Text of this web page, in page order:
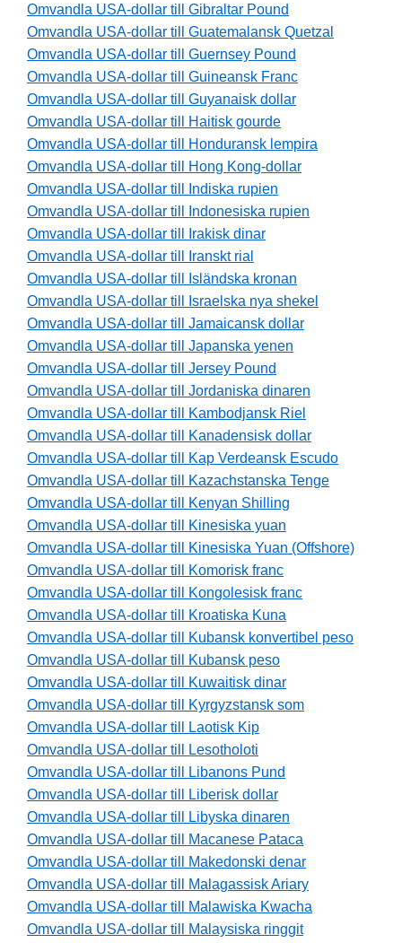
Omvandla USA-dollar till Gibraltar Pound
Omvandla USA-dollar till Guatemalansk Quetzal
Omvandla USA-dollar till Guernsey Pound
Omvandla USA-dollar till Guineansk Franc
Omvandla USA-dollar till Guyanaisk dollar
Omvandla USA-dollar till Haitisk gourde
Omvandla USA-dollar till Honduransk lempira
Omvandla USA-dollar till Hong Kong-dollar
Omvandla USA-dollar till Indiska rupien
Omvandla USA-dollar till Indonesiska rupien
Omvandla USA-dollar till Irakisk dinar
Omvandla USA-dollar till Iranskt rial
Omvandla USA-dollar till Isländska kronan
Omvandla USA-dollar till Israelska nya shekel
Omvandla USA-dollar till Jamaicansk dollar
Omvandla USA-dollar till Japanska yenen
Omvandla USA-dollar till Jersey Pound
Omvandla USA-dollar till Jordaniska dinaren
Omvandla USA-dollar till Kambodjansk Riel
Omvandla USA-dollar till Kanadensisk dollar
Omvandla USA-dollar till Kap Verdeansk Escudo
Omvandla USA-dollar till Kazachstanska Tenge
Omvandla USA-dollar till Kenyan Shilling
Omvandla USA-dollar till Kinesiska yuan
Omvandla USA-dollar till Kinesiska Yuan (Offshore)
Omvandla USA-dollar till Komorisk franc
Omvandla USA-dollar till Kongolesisk franc
Omvandla USA-dollar till Kroatiska Kuna
Omvandla USA-dollar till Kubansk konvertibel peso
Omvandla USA-dollar till Kubansk peso
Omvandla USA-dollar till Kuwaitisk dinar
Omvandla USA-dollar till Kyrgyzstansk som
Omvandla USA-dollar till Laotisk Kip
Omvandla USA-dollar till Lesotholoti
Omvandla USA-dollar till Libanons Pund
Omvandla USA-dollar till Liberisk dollar
Omvandla USA-dollar till Libyska dinaren
Omvandla USA-dollar till Macanese Pataca
Omvandla USA-dollar till Makedonski denar
Omvandla USA-dollar till Malagassisk Ariary
Omvandla USA-dollar till Malawiska Kwacha
Omvandla USA-dollar till Malaysiska ringgit